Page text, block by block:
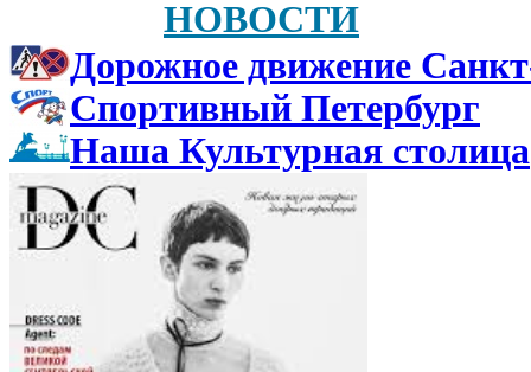
НОВОСТИ
Дорожное движение
Спортивный Петербург
Наша Культурная столица